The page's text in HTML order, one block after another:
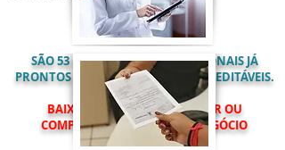
SÃO53DOCUMENTOS PROFISSIONAIS JÁ
PRONTOS PARA USO, TOTALMENTE EDITÁVEIS.
BAIXE AGORA EM SEU CELULAR OU
COMPUTADOR E DEIXE SEU NEGÓCIO
LEGALIZADO!